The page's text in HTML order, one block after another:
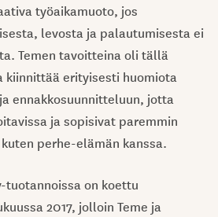
työaikamuoto, jos
levosta ja palautumisesta ei
Temen tavoitteina oli tällä
kiinnittää erityisesti huomiota
ennakkosuunnitteluun, jotta
ja sopisivat paremmin
perhe-elämän kanssa.
tuotannoissa on koettu
2017, jolloin Teme ja